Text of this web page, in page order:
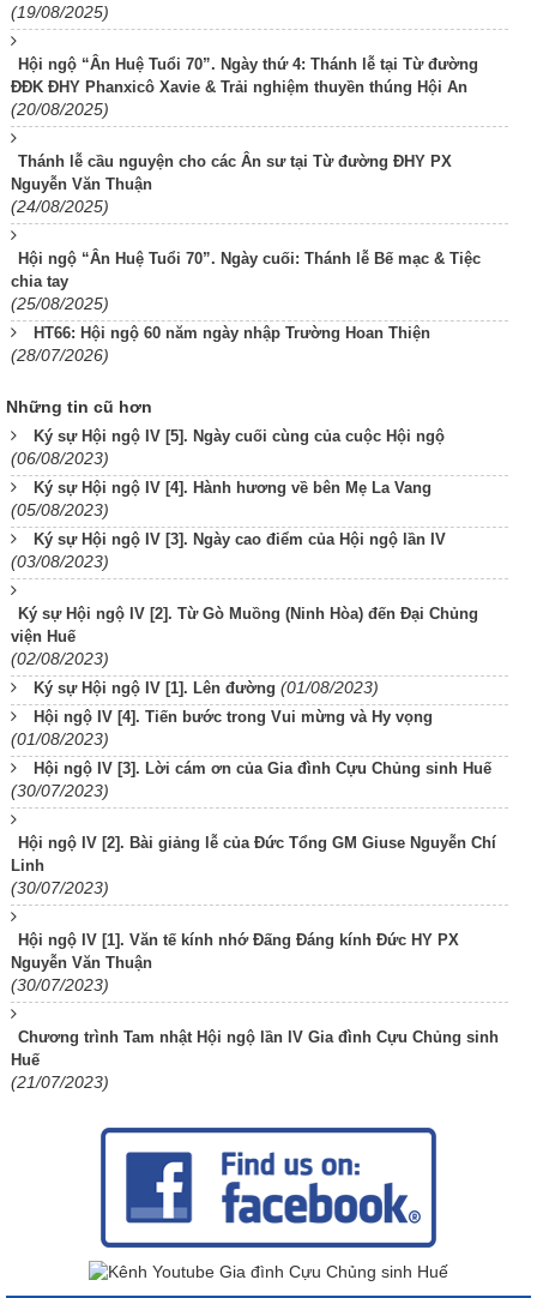
(19/08/2025)
Hội ngộ “Ân Huệ Tuổi 70”. Ngày thứ 4: Thánh lễ tại Từ đường
ĐĐK ĐHY Phanxicô Xavie & Trải nghiệm thuyền thúng Hội An
(20/08/2025)
Thánh lễ cầu nguyện cho các Ân sư tại Từ đường ĐHY PX
Nguyễn Văn Thuận
(24/08/2025)
Hội ngộ “Ân Huệ Tuổi 70”. Ngày cuối: Thánh lễ Bế mạc & Tiệc
chia tay
(25/08/2025)
HT66: Hội ngộ 60 năm ngày nhập Trường Hoan Thiện
(28/07/2026)
Những tin cũ hơn
Ký sự Hội ngộ IV [5]. Ngày cuối cùng của cuộc Hội ngộ
(06/08/2023)
Ký sự Hội ngộ IV [4]. Hành hương về bên Mẹ La Vang
(05/08/2023)
Ký sự Hội ngộ IV [3]. Ngày cao điểm của Hội ngộ lần IV
(03/08/2023)
Ký sự Hội ngộ IV [2]. Từ Gò Muồng (Ninh Hòa) đến Đại Chủng
viện Huế
(02/08/2023)
Ký sự Hội ngộ IV [1]. Lên đường (01/08/2023)
Hội ngộ IV [4]. Tiến bước trong Vui mừng và Hy vọng
(01/08/2023)
Hội ngộ IV [3]. Lời cám ơn của Gia đình Cựu Chủng sinh Huế
(30/07/2023)
Hội ngộ IV [2]. Bài giảng lễ của Đức Tổng GM Giuse Nguyễn Chí
Linh
(30/07/2023)
Hội ngộ IV [1]. Văn tế kính nhớ Đấng Đáng kính Đức HY PX
Nguyễn Văn Thuận
(30/07/2023)
Chương trình Tam nhật Hội ngộ lần IV Gia đình Cựu Chủng sinh
Huế
(21/07/2023)